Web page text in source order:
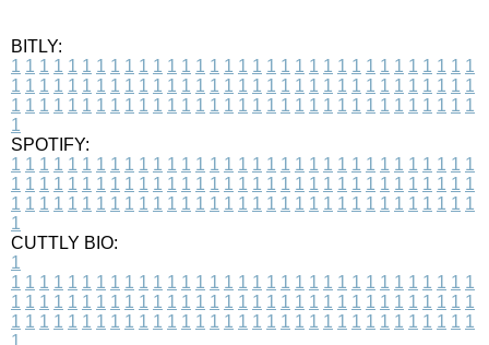
BITLY:
1 1 1 1 1 1 1 1 1 1 1 1 1 1 1 1 1 1 1 1 1 1 1 1 1 1 1 1 1 1 1 1 1
1 1 1 1 1 1 1 1 1 1 1 1 1 1 1 1 1 1 1 1 1 1 1 1 1 1 1 1 1 1 1 1 1
1 1 1 1 1 1 1 1 1 1 1 1 1 1 1 1 1 1 1 1 1 1 1 1 1 1 1 1 1 1 1 1 1
1
SPOTIFY:
1 1 1 1 1 1 1 1 1 1 1 1 1 1 1 1 1 1 1 1 1 1 1 1 1 1 1 1 1 1 1 1 1
1 1 1 1 1 1 1 1 1 1 1 1 1 1 1 1 1 1 1 1 1 1 1 1 1 1 1 1 1 1 1 1 1
1 1 1 1 1 1 1 1 1 1 1 1 1 1 1 1 1 1 1 1 1 1 1 1 1 1 1 1 1 1 1 1 1
1
CUTTLY BIO:
1
1 1 1 1 1 1 1 1 1 1 1 1 1 1 1 1 1 1 1 1 1 1 1 1 1 1 1 1 1 1 1 1 1
1 1 1 1 1 1 1 1 1 1 1 1 1 1 1 1 1 1 1 1 1 1 1 1 1 1 1 1 1 1 1 1 1
1 1 1 1 1 1 1 1 1 1 1 1 1 1 1 1 1 1 1 1 1 1 1 1 1 1 1 1 1 1 1 1 1
1